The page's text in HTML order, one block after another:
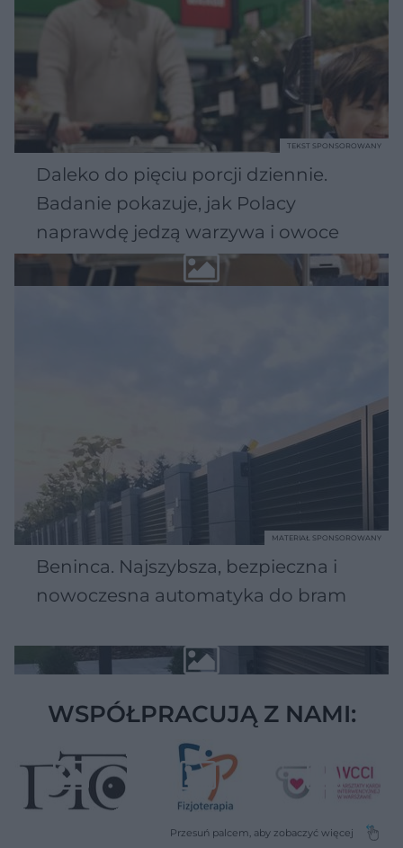
Daleko do pięciu porcji dziennie.
Badanie pokazuje, jak Polacy
naprawdę jedzą warzywa i owoce
TEKST SPONSOROWANY
Beninca. Najszybsza, bezpieczna i
nowoczesna automatyka do bram
MATERIAŁ SPONSOROWANY
WSPÓŁPRACUJĄ Z NAMI: